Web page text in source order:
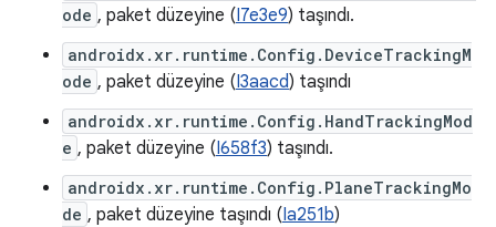
ode , paket düzeyine (I7e3e9) taşındı.
androidx.xr.runtime.Config.DeviceTrackingM
ode , paket düzeyine (I3aacd) taşındı
androidx.xr.runtime.Config.HandTrackingMod
e , paket düzeyine (I658f3) taşındı.
androidx.xr.runtime.Config.PlaneTrackingMo
de , paket düzeyine taşındı (Ia251b)